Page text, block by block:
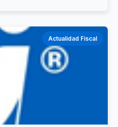
Actualidad Fiscal